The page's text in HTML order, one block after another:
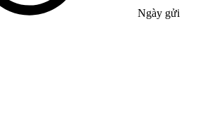
Ngày gửi